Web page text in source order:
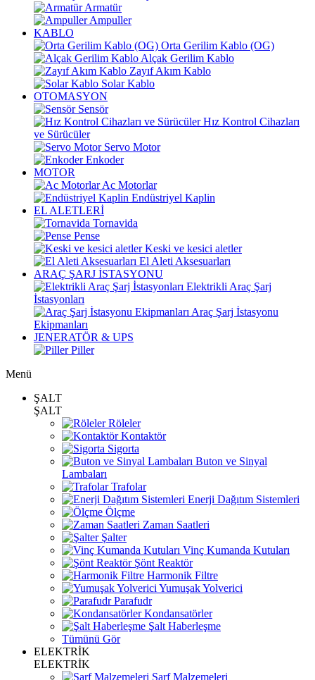
Armatür
Ampuller
KABLO
Orta Gerilim Kablo (OG)
Alçak Gerilim Kablo
Zayıf Akım Kablo
Solar Kablo
OTOMASYON
Sensör
Hız Kontrol Cihazları
ve Sürücüler
Servo Motor
Enkoder
MOTOR
Ac Motorlar
Endüstriyel Kaplin
EL ALETLERİ
Tornavida
Pense
Keski ve kesici aletler
El Aleti Aksesuarları
ARAÇ ŞARJ İSTASYONU
Elektrikli Araç Şarj
İstasyonları
Araç Şarj İstasyonu
Ekipmanları
JENERATÖR & UPS
Piller
Menü
ŞALT
ŞALT
Röleler
Kontaktör
Sigorta
Buton ve Sinyal
Lambaları
Trafolar
Enerji Dağıtım Sistemleri
Ölçme
Zaman Saatleri
Şalter
Vinç Kumanda Kutuları
Şönt Reaktör
Harmonik Filtre
Yumuşak Yolverici
Parafudr
Kondansatörler
Şalt Haberleşme
Tümünü Gör
ELEKTRİK
ELEKTRİK
Sarf Malzemeleri